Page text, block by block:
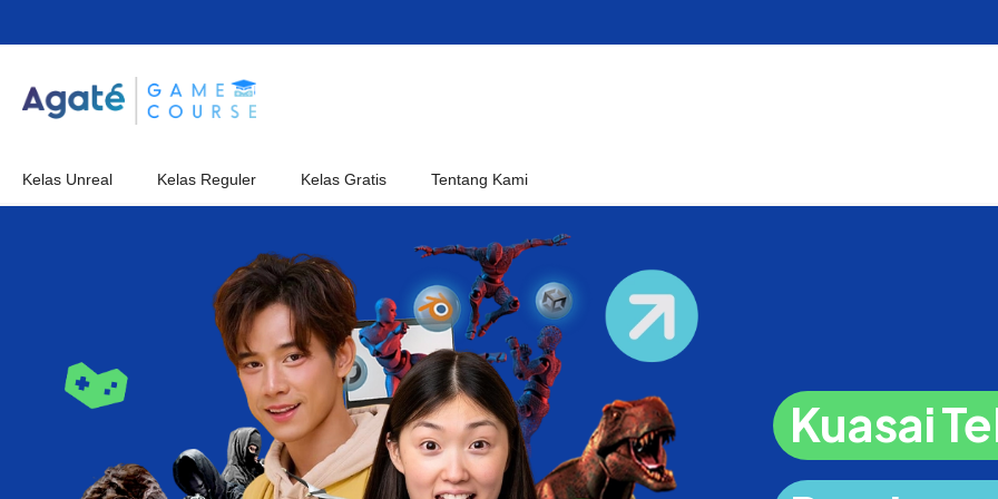
Kelas Unreal Kelas Reguler Kelas Gratis Tentang Kami
Kuasai